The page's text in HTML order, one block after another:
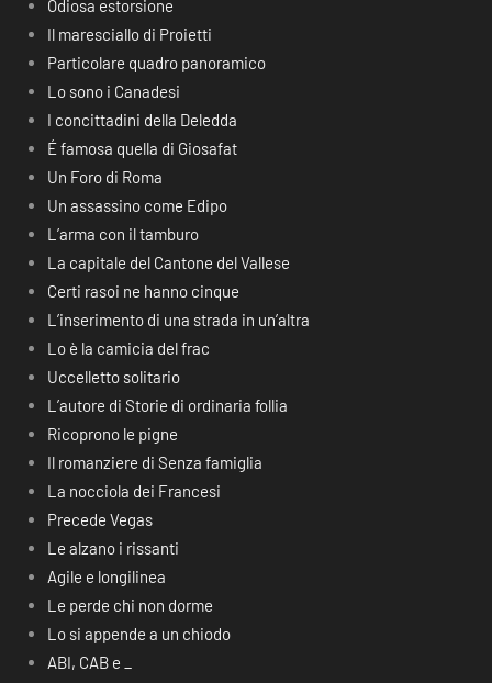
Odiosa estorsione
Il maresciallo di Proietti
Particolare quadro panoramico
Lo sono i Canadesi
I concittadini della Deledda
É famosa quella di Giosafat
Un Foro di Roma
Un assassino come Edipo
L’arma con il tamburo
La capitale del Cantone del Vallese
Certi rasoi ne hanno cinque
L’inserimento di una strada in un’altra
Lo è la camicia del frac
Uccelletto solitario
L’autore di Storie di ordinaria follia
Ricoprono le pigne
Il romanziere di Senza famiglia
La nocciola dei Francesi
Precede Vegas
Le alzano i rissanti
Agile e longilinea
Le perde chi non dorme
Lo si appende a un chiodo
ABI, CAB e _